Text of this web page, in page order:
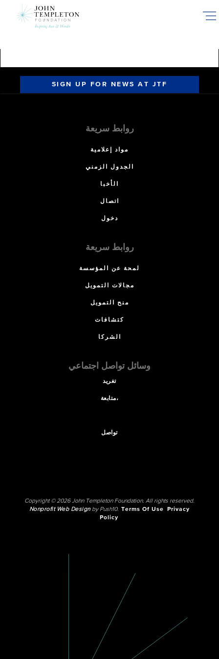
SIGN UP FOR NEWS AT JTF
روابط سريعة
مواد إعلامية
الجدول الزمني
الأخبا
اتصال
دخول
روابط سريعة
لمحة عن المؤسسة
مجالات التمويل
منح التمويل
كتشافات
الشركا
وسائل تواصل اجتماعي
تغريد
متابعة،
تواصل
Copyright © 2026 John Templeton Foundation. All rights reserved.
Nonprofit Web Designby Push10. Terms Of Use
Privacy
Policy